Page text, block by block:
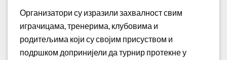
Организатори су изразили захвалност свим
играчицама, тренерима, клубовима и
родитељима који су својим присуством и
подршком допринијели да турнир протекне у